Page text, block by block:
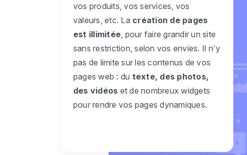
vos produits, vos services, vos
valeurs, etc. La création de pages
est illimitée , pour faire grandir un site
sans restriction, selon vos envies. Il n'y
pas de limite sur les contenus de vos
pages web : du texte, des photos,
des vidéos et de nombreux widgets
pour rendre vos pages dynamiques.